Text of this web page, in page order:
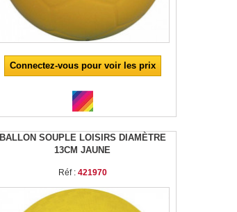
Connectez-vous pour voir les prix
BALLON SOUPLE LOISIRS DIAMÈTRE
13CM JAUNE
Réf : 421970